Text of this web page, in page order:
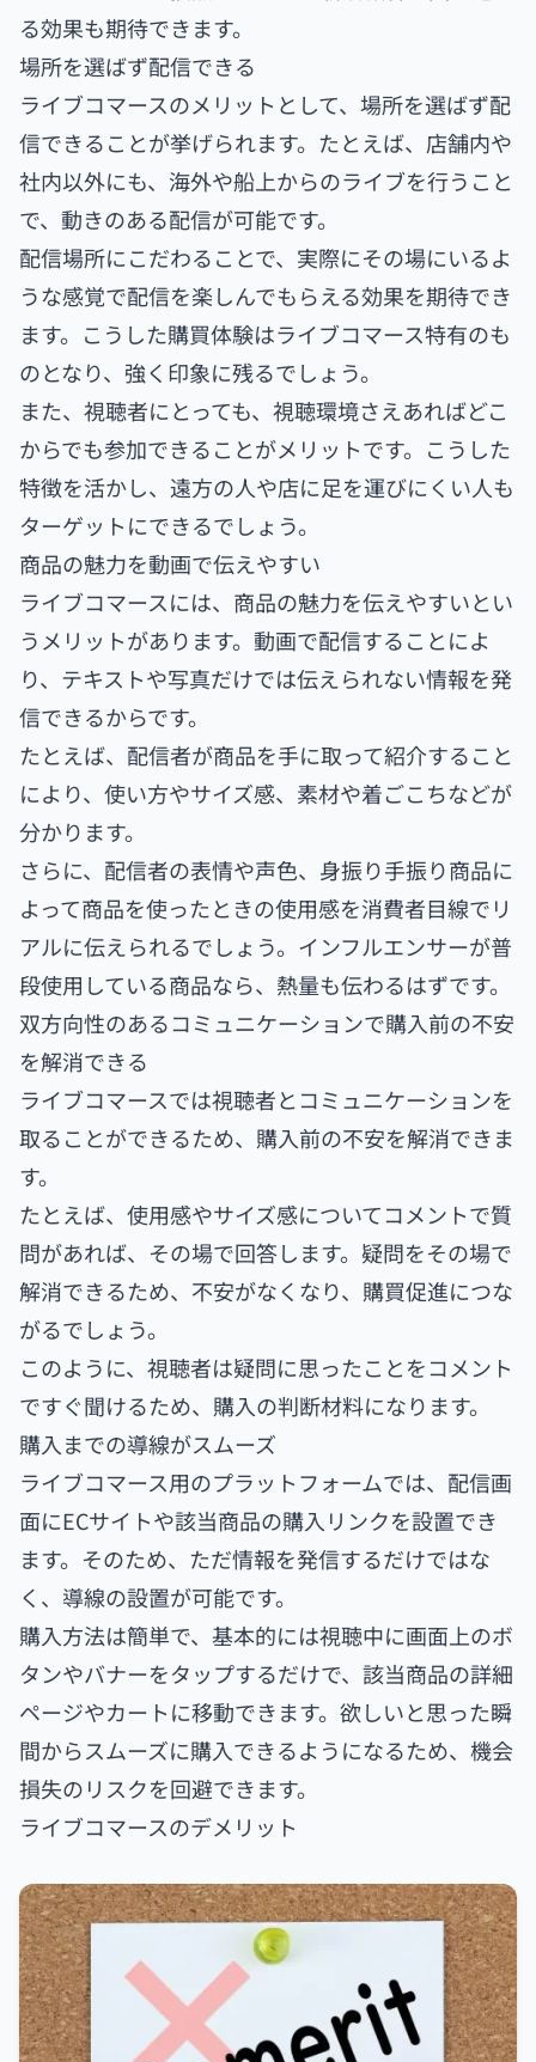
る効果も期待できます。
場所を選ばず配信できる
ライブコマースのメリットとして、場所を選ばず配
信できることが挙げられます。たとえば、店舗内や
社内以外にも、海外や船上からのライブを行うこと
で、動きのある配信が可能です。
配信場所にこだわることで、実際にその場にいるよ
うな感覚で配信を楽しんでもらえる効果を期待でき
ます。こうした購買体験はライブコマース特有のも
のとなり、強く印象に残るでしょう。
また、視聴者にとっても、視聴環境さえあればどこ
からでも参加できることがメリットです。こうした
特徴を活かし、遠方の人や店に足を運びにくい人も
ターゲットにできるでしょう。
商品の魅力を動画で伝えやすい
ライブコマースには、商品の魅力を伝えやすいとい
うメリットがあります。動画で配信することによ
り、テキストや写真だけでは伝えられない情報を発
信できるからです。
たとえば、配信者が商品を手に取って紹介すること
により、使い方やサイズ感、素材や着ごこちなどが
分かります。
さらに、配信者の表情や声色、身振り手振り商品に
よって商品を使ったときの使用感を消費者目線でリ
アルに伝えられるでしょう。インフルエンサーが普
段使用している商品なら、熱量も伝わるはずです。
双方向性のあるコミュニケーションで購入前の不安
を解消できる
ライブコマースでは視聴者とコミュニケーションを
取ることができるため、購入前の不安を解消できま
す。
たとえば、使用感やサイズ感についてコメントで質
問があれば、その場で回答します。疑問をその場で
解消できるため、不安がなくなり、購買促進につな
がるでしょう。
このように、視聴者は疑問に思ったことをコメント
ですぐ聞けるため、購入の判断材料になります。
購入までの導線がスムーズ
ライブコマース用のプラットフォームでは、配信画
面にECサイトや該当商品の購入リンクを設置でき
ます。そのため、ただ情報を発信するだけではな
く、導線の設置が可能です。
購入方法は簡単で、基本的には視聴中に画面上のボ
タンやバナーをタップするだけで、該当商品の詳細
ページやカートに移動できます。欲しいと思った瞬
間からスムーズに購入できるようになるため、機会
損失のリスクを回避できます。
ライブコマースのデメリット